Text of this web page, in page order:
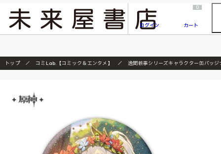
『ONE PIECE magazine 021 ONE PIECEカード付き同梱版』発売延期のご案内
ログイン
0
カート
トップ コミLab.【コミック＆エンタメ】 逸聞軼事シリーズキャラクター缶バッジ